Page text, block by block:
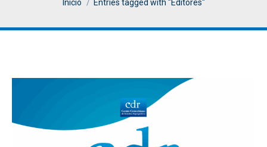
Inicio Entries tagged with "Editores"